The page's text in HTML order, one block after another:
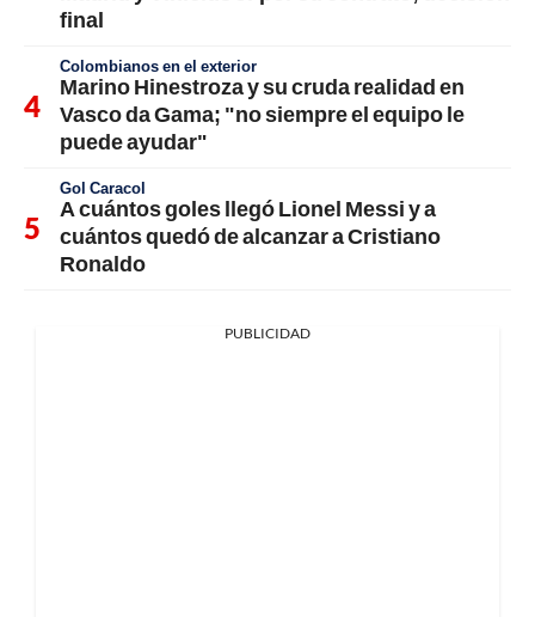
final
Colombianos en el exterior
Marino Hinestroza y su cruda realidad en
Vasco da Gama; "no siempre el equipo le
puede ayudar"
Gol Caracol
A cuántos goles llegó Lionel Messi y a
cuántos quedó de alcanzar a Cristiano
Ronaldo
PUBLICIDAD